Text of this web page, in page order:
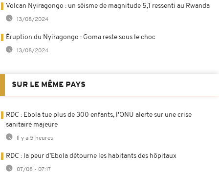
Volcan Nyiragongo : un séisme de magnitude 5,1 ressenti au Rwanda
13/08/2024
Éruption du Nyiragongo : Goma reste sous le choc
13/08/2024
SUR LE MÊME PAYS
RDC : Ebola tue plus de 300 enfants, l'ONU alerte sur une crise
sanitaire majeure
Il y a 5 heures
RDC : la peur d’Ebola détourne les habitants des hôpitaux
07/08 - 07:17